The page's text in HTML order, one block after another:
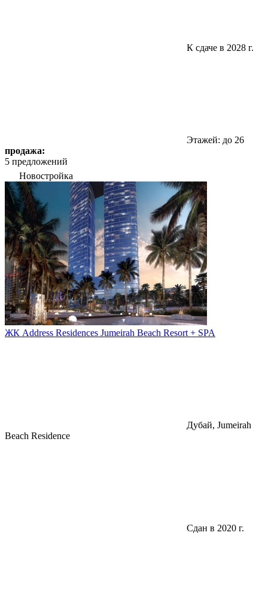
К сдаче в 2028 г.
Этажей: до 26
продажа:
5 предложений
Новостройка
ЖК Address Residences Jumeirah Beach Resort + SPA
Дубай, Jumeirah
Beach Residence
Сдан в 2020 г.